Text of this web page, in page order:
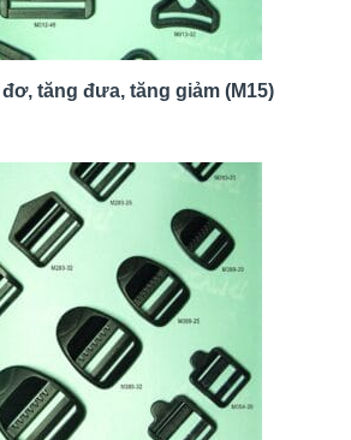
tăng đưa, tăng giảm (M15)